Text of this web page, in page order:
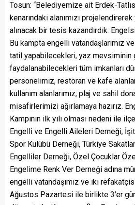
Tosun: “Belediyemize ait Erdek-
kenarındaki alanımızı
alınacak bir tesis kazandırdık:
Bu kampta engelli vatandaşlarımız
tatil yapabilecekleri, yaz mevsiminin
faydalanabilecekleri tüm imkanları
personelimiz, restoran ve kafe
kullanım alanlarımız, plaj ve sahil
misafirlerimizi ağırlamaya hazırız.
Kampının ilk yılı olması nedeni ile
Engelli ve Engelli Aileleri Derneği,
Spor Kulübü Derneği, Türkiye
Engelliler Derneği, Özel Çocuklar
Engelime Renk Ver Derneği adına
engelli vatandaşımız ve iki
Ağustos Pazartesi ile birlikte 3’er